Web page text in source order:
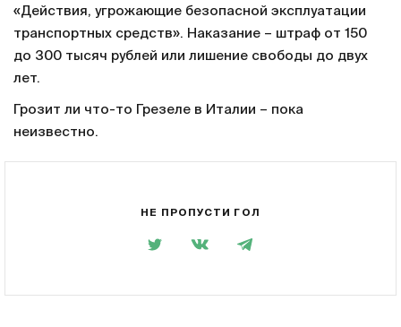
«Действия, угрожающие безопасной эксплуатации
транспортных средств». Наказание – штраф от 150
до 300 тысяч рублей или лишение свободы до двух
лет.
Грозит ли что-то Грезеле в Италии – пока
неизвестно.
НЕ ПРОПУСТИ ГОЛ